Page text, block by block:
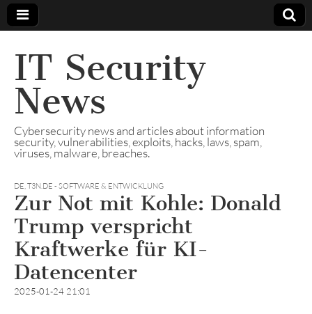
IT Security
News
Cybersecurity news and articles about information
security, vulnerabilities, exploits, hacks, laws, spam,
viruses, malware, breaches.
DE,T3N.DE - SOFTWARE & ENTWICKLUNG
Zur Not mit Kohle: Donald
Trump verspricht
Kraftwerke für KI-
Datencenter
2025-01-24 21:01